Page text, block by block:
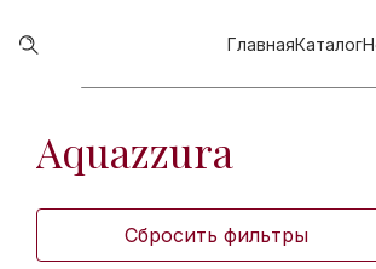
ГлавнаяКаталог
Aquazzura
Сбросить фильтры